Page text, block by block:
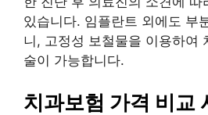
있습니다. 임플란트 외에도 부
니, 고정성 보철물을 이용하여
술이 가능합니다.
치과보험 가격 비교